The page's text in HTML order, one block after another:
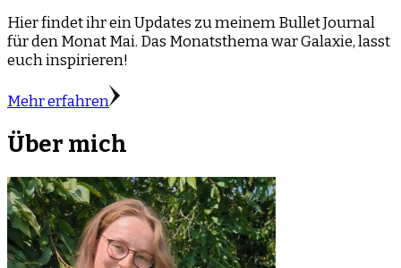
Hier findet ihr ein Updates zu meinem Bullet Journal
für den Monat Mai. Das Monatsthema war Galaxie, lasst
euch inspirieren!
Mehr erfahren
Über mich